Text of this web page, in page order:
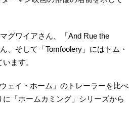
グワイアさん、「And Rue the
、そして「Tomfoolery」にはトム・
ます。
ェイ・ホーム」のトレーラーを比べ
「ホームカミング」シリーズから